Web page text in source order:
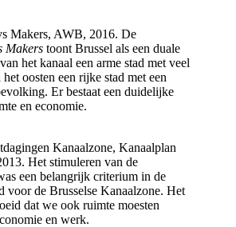
Makers, AWB, 2016. De
Makers toont Brussel als een duale
het kanaal een arme stad met veel
oosten een rijke stad met een
Er bestaat een duidelijke
en economie.
Kanaalzone, Kanaalplan
Het stimuleren van de
een belangrijk criterium in de
voor de Brusselse Kanaalzone. Het
dat we ook ruimte moesten
en werk.